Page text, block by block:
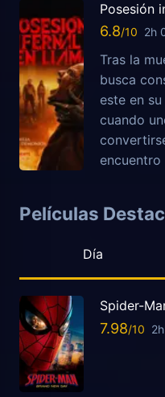
Posesión
6.8 2h
Tras la
busca
este en
cuando
encuentro
Películas
Día
Spider-
7.98